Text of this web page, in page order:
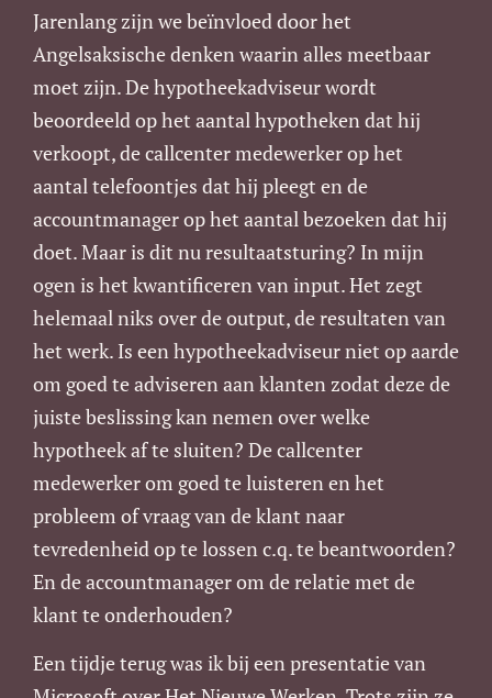
Jarenlang zijn we beïnvloed door het
Angelsaksische denken waarin alles meetbaar
moet zijn. De hypotheekadviseur wordt
beoordeeld op het aantal hypotheken dat hij
verkoopt, de callcenter medewerker op het
aantal telefoontjes dat hij pleegt en de
accountmanager op het aantal bezoeken dat hij
doet. Maar is dit nu resultaatsturing? In mijn
ogen is het kwantificeren van input. Het zegt
helemaal niks over de output, de resultaten van
het werk. Is een hypotheekadviseur niet op aarde
om goed te adviseren aan klanten zodat deze de
juiste beslissing kan nemen over welke
hypotheek af te sluiten? De callcenter
medewerker om goed te luisteren en het
probleem of vraag van de klant naar
tevredenheid op te lossen c.q. te beantwoorden?
En de accountmanager om de relatie met de
klant te onderhouden?
Een tijdje terug was ik bij een presentatie van